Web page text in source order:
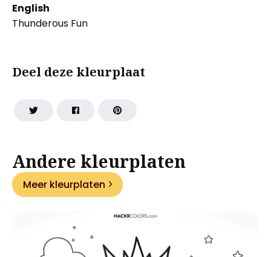
English
Thunderous Fun
Deel deze kleurplaat
Andere kleurplaten
Meer kleurplaten